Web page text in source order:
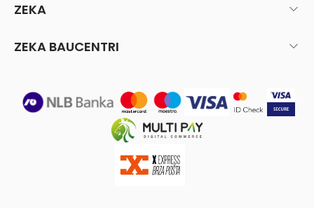
ZEKA
ZEKA BAUCENTRI